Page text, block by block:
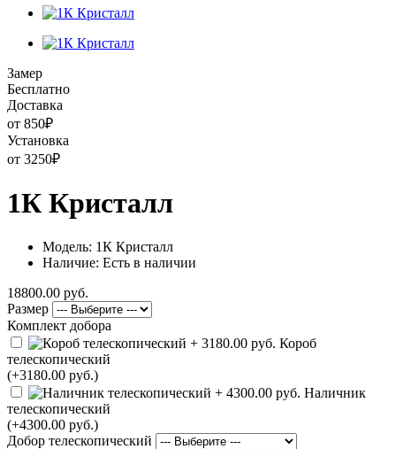
Замер
Бесплатно
Доставка
от 850₽
Установка
от 3250₽
1К Кристалл
Модель: 1К Кристалл
Наличие: Есть в наличии
18800.00 руб.
Размер
Комплект добора
Короб
телескопический
(+3180.00 руб.)
Наличник
телескопический
(+4300.00 руб.)
Добор телескопический